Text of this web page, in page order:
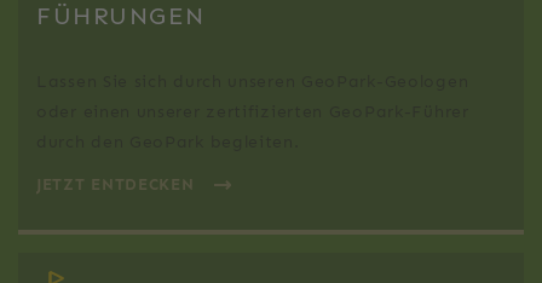
FÜHRUNGEN
JETZT ENTDECKEN